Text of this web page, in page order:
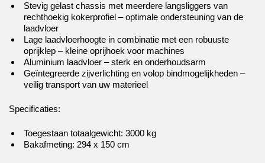
Stevig gelast chassis met meerdere langsliggers van
rechthoekig kokerprofiel – optimale ondersteuning van de
laadvloer
Lage laadvloerhoogte in combinatie met een robuuste
oprijklep – kleine oprijhoek voor machines
Aluminium laadvloer – sterk en onderhoudsarm
Geïntegreerde zijverlichting en volop bindmogelijkheden –
veilig transport van uw materieel
Specificaties:
Toegestaan totaalgewicht: 3000 kg
Bakafmeting: 294 x 150 cm